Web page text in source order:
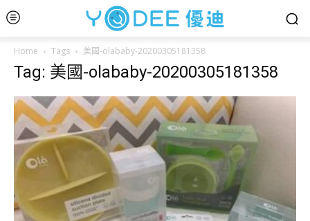
Home Tags 美國-olababy-20200305181358
Tag: 美國-olababy-20200305181358